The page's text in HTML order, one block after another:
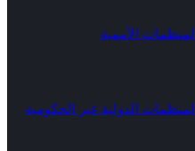
المنظمات الأممية
المنظمات الدولية غير الحكومية